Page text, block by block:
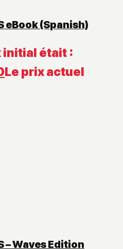
eBook (Spanish)
initial était :
Le prix actuel
– Waves Edition